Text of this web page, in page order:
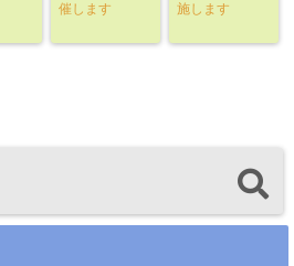
催します
施します